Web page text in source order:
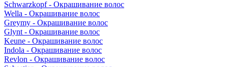
Schwarzkopf - Окрашивание волос
Wella - Окрашивание волос
Greymy - Окрашивание волос
Glynt - Окрашивание волос
Keune - Окрашивание волос
Indola - Окрашивание волос
Revlon - Окрашивание волос